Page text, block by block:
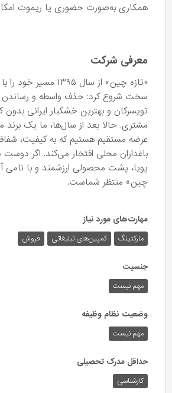
همکاری به‌صورت حضوری یا ریموت
معرفی شرکت
«تازه چین» از سال
سخت شروع کرد: حذف واسطه و رساندن
تویسرکان و بهترین خشکبار ایرانی
مشتری. حالا بعد از سال‌ها، ما یک برند
عرضه مستقیم هستیم که به کیفیت،
باغداران محلی افتخار می‌کند. اگر دوست
پویا، پشت محصولی ارزشمند و با نامی
چین» منتظر شماست.
مهارت‌های مورد نیاز
مارکتینگ کمپین‌های تبلیغاتی فروش
جنسیت
مهم نیست
وضعیت نظام وظیفه
مهم‌ نیست
حداقل مدرک تحصیلی
کارشناسی